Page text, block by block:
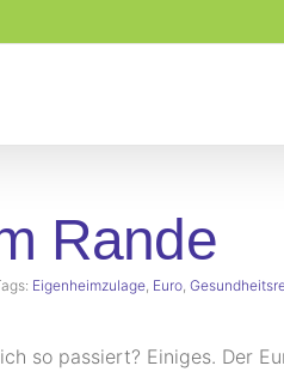
Rande
Eigenheimzulage, Euro,
so passiert? Einiges. Der